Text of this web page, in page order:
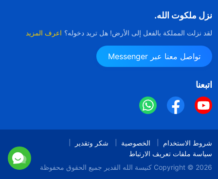
نزل ملكوت الله.
لقد نزلت المملكة بالفعل إلى الأرض! هل تريد دخوله؟ اعرف المزيد
تواصل معنا عبر Messenger
اتبعنا
شروط الاستخدام الخصوصية
شكر وتقدير
سياسة ملفات تعريف الارتباط
Copyright © 2026 كنيسة الله القدير جميع الحقوق محفوظة